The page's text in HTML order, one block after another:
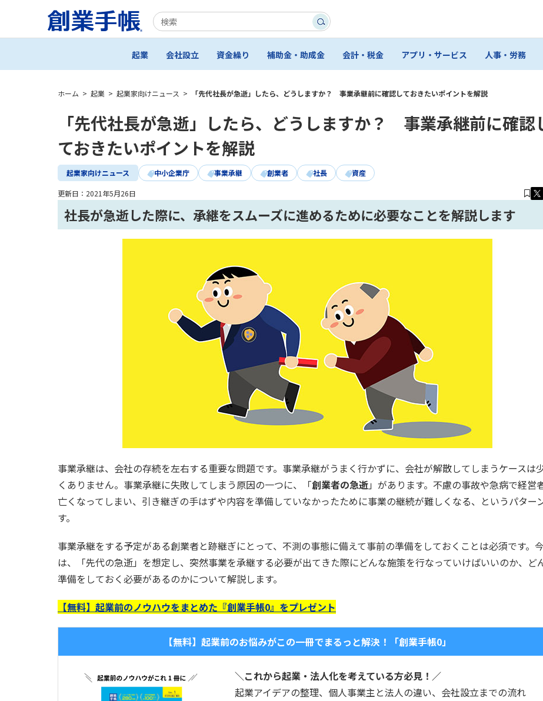
起業 会社設立 資金繰り 補助金・助成金 会計・税金 アプリ・サービス 人事・労務
ホーム > 起業 > 起業家向けニュース > 「先代社長が急逝」したら、どうしますか？ 事業承継前に確認しておきたいポイントを解説
「先代社長が急逝」したら、どうしますか？ 事業承継前に確認
ておきたいポイントを解説
起業家向けニュース 中小企業庁 事業承継 創業者 社長 資産
更新日： 2021年5月26日
社長が急逝した際に、承継をスムーズに進めるために必要なことを解説します
事業承継は、会社の存続を左右する重要な問題です。事業承継がうまく行かずに、会社が解散してしまうケースは
くありません。事業承継に失敗してしまう原因の一つに、「創業者の急逝」があります。不慮の事故や急病で経営
亡くなってしまい、引き継ぎの手はずや内容を準備していなかったために事業の継続が難しくなる、というパター
す。
事業承継をする予定がある創業者と跡継ぎにとって、不測の事態に備えて事前の準備をしておくことは必須です。
は、「先代の急逝」を想定し、突然事業を承継する必要が出てきた際にどんな施策を行なっていけばいいのか、ど
準備をしておく必要があるのかについて解説します。
【無料】起業前のノウハウをまとめた『創業手帳0』をプレゼント
【無料】起業前のお悩みがこの一冊でまるっと解決！「創業手帳0」
＼これから起業・法人化を考えている方必見！／
起業アイデアの整理、個人事業主と法人の違い、会社設立までの流れ